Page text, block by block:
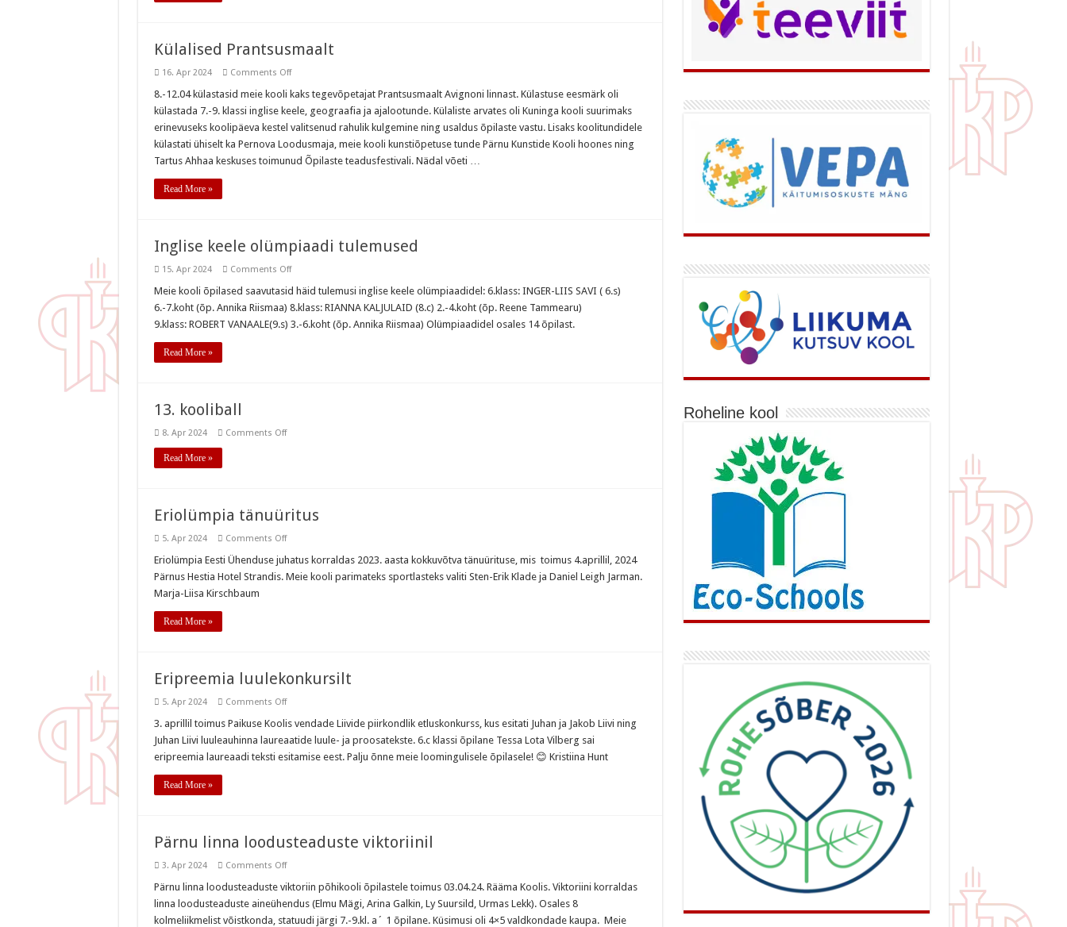
Külalised Prantsusmaalt
16. Apr 2024 Comments Offon
Prantsusmaalt
8.-12.04 külastasid meie kooli kaks tegevõpetajat Prantsusmaalt Avignoni linnast. Külastuse eesmärk oli
külastada 7.-9. klassi inglise keele, geograafia ja ajalootunde. Külaliste arvates oli Kuninga kooli suurimaks
erinevuseks koolipäeva kestel valitsenud rahulik kulgemine ning usaldus õpilaste vastu. Lisaks koolitundidele
külastati ühiselt ka Pernova Loodusmaja, meie kooli kunstiõpetuse tunde Pärnu Kunstide Kooli hoones ning
Tartus Ahhaa keskuses toimunud Õpilaste teadusfestivali. Nädal võeti …
Read More »
Inglise keele olümpiaadi tulemused
15. Apr 2024 Comments Offon
keele
tulemused
Meie kooli õpilased saavutasid häid tulemusi inglise keele olümpiaadidel: 6.klass: INGER-LIIS SAVI ( 6.s)
6.-7.koht (õp. Annika Riismaa) 8.klass: RIANNA KALJULAID (8.c) 2.-4.koht (õp. Reene Tammearu)
9.klass: ROBERT VANAALE(9.s) 3.-6.koht (õp. Annika Riismaa) Olümpiaadidel osales 14 õpilast.
Read More »
13. kooliball
8. Apr 2024 Comments Offon
Read More »
Eriolümpia tänuüritus
5. Apr 2024 Comments Offon
tänuüritus
Eriolümpia Eesti Ühenduse juhatus korraldas 2023. aasta kokkuvõtva tänuürituse, mis toimus 4.aprillil, 2024
Pärnus Hestia Hotel Strandis. Meie kooli parimateks sportlasteks valiti Sten-Erik Klade ja Daniel Leigh Jarman.
Marja-Liisa Kirschbaum
Read More »
Eripreemia luulekonkursilt
5. Apr 2024 Comments Offon
luulekonkursilt
3. aprillil toimus Paikuse Koolis vendade Liivide piirkondlik etluskonkurss, kus esitati Juhan ja Jakob Liivi ning
Juhan Liivi luuleauhinna laureaatide luule- ja proosatekste. 6.c klassi õpilane Tessa Lota Vilberg sai
eripreemia laureaadi teksti esitamise eest. Palju õnne meie loomingulisele õpilasele! 😊 Kristiina Hunt
Read More »
Pärnu linna loodusteaduste viktoriinil
3. Apr 2024 Comments Offon
linna
loodusteaduste
viktoriinil
Pärnu linna loodusteaduste viktoriin põhikooli õpilastele toimus 03.04.24. Rääma Koolis. Viktoriini korraldas
linna loodusteaduste aineühendus (Elmu Mägi, Arina Galkin, Ly Suursild, Urmas Lekk). Osales 8
kolmeliikmelist võistkonda, statuudi järgi 7.-9.kl. a´ 1 õpilane. Küsimusi oli 4×5 valdkondade kaupa. Meie
Roheline kool